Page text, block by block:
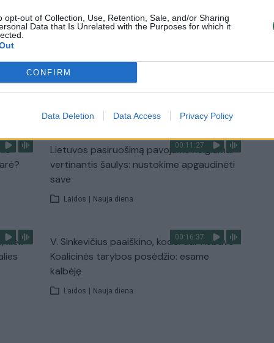
opt-out of Collection, Use, Retention, Sale, and/or Sharing
Data that Is Unrelated with the Purposes for which it
CONFIRM
Data Deletion Data Access Privacy Policy
Sinoptikai atsakė, kokiais orais užbaigsime
darbo savaitę: karščiai atsitrauks
00:11:27
Lietuvos pasiruošimą pavojams neigiamai
vertinantis šaulys: nustokime apgaudinėti
save
Laidos | Nauja diena
kiek
00:16:37
V. Sinkevičius paaiškino, kodėl dar nebuvo
Koalicinės tarybos posėdžio: esame
kalbėję
Laidos | Nauja diena